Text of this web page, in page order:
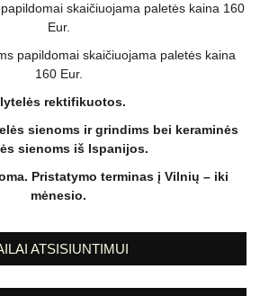
skaičiuojama paletės kaina 160
Eur.
papildomai skaičiuojama paletės kaina
160 Eur.
rektifikuotos.
sienoms ir grindims bei keraminės
sienoms iš Ispanijos.
Pristatymo terminas į Vilnių – iki
mėnesio.
ATSISIUNTIMUI